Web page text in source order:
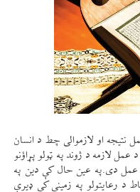
نتیجه او لازموالی چط د انسان
لازمه د ژوند په ټولو پړاؤنو
عمل دی.په عین حال کې دین په
د رعایتولو په زمینې کې ډيرې